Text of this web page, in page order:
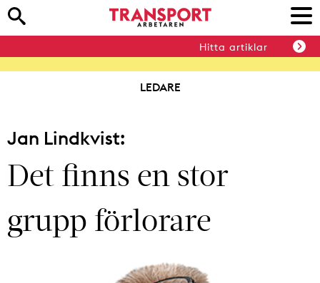
Hitta artiklar
LEDARE
Jan Lindkvist:
Det finns en stor
grupp förlorare